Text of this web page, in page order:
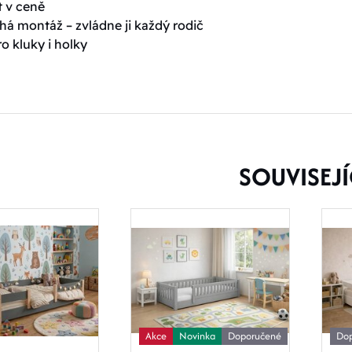
v ceně
montáž – zvládne ji každý rodič
kluky i holky
Akce Novinka Doporučené